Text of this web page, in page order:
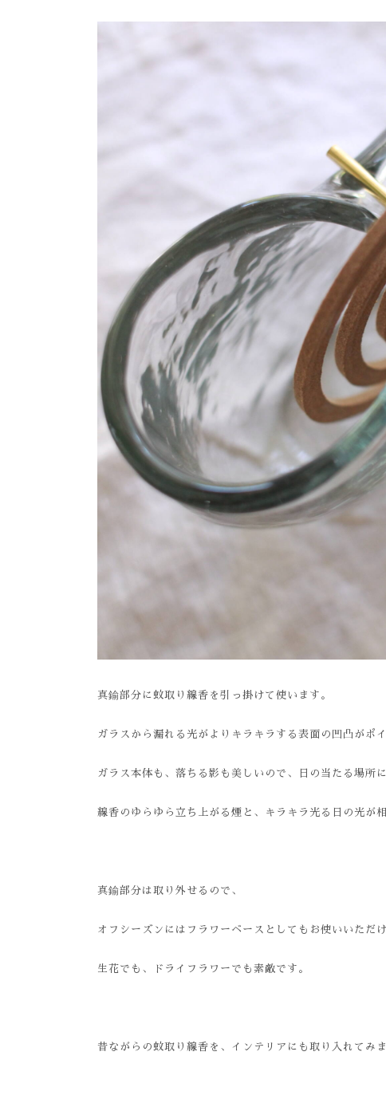
真鍮部分に蚊取り線香を引っ掛けて使います。
ガラスから漏れる光がよりキラキラする表面の凹凸がポイ
ガラス本体も、落ちる影も美しいので、日の当たる場所
線香のゆらゆら立ち上がる煙と、キラキラ光る日の光が
真鍮部分は取り外せるので、
オフシーズンにはフラワーベースとしてもお使いいただけ
生花でも、ドライフラワーでも素敵です。
昔ながらの蚊取り線香を、インテリアにも取り入れてみ